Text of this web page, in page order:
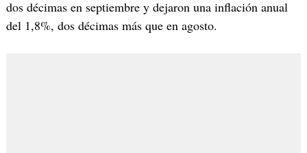
dos décimas en septiembre y dejaron una inflación anual
del 1,8%, dos décimas más que en agosto.